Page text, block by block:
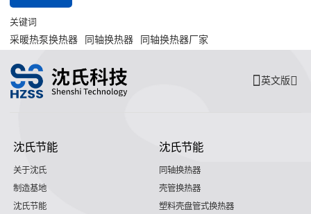
关键词
采暖热泵换热器 同轴换热器 同轴换热器厂家
英文版
沈氏节能
关于沈氏
制造基地
沈氏节能
沈氏节能
同轴换热器
壳管换热器
塑料壳盘管式换热器